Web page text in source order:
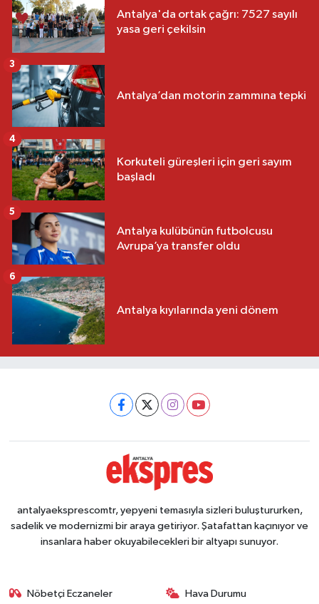
Antalya'da ortak çağrı: 7527 sayılı
yasa geri çekilsin
Antalya’dan motorin zammına tepki
3
Korkuteli güreşleri için geri sayım
başladı
4
Antalya kulübünün futbolcusu
Avrupa’ya transfer oldu
5
Antalya kıyılarında yeni dönem
6
antalyaeksprescomtr, yepyeni temasıyla sizleri buluştururken,
sadelik ve modernizmi bir araya getiriyor. Şatafattan kaçınıyor ve
insanlara haber okuyabilecekleri bir altyapı sunuyor.
Nöbetçi Eczaneler Hava Durumu